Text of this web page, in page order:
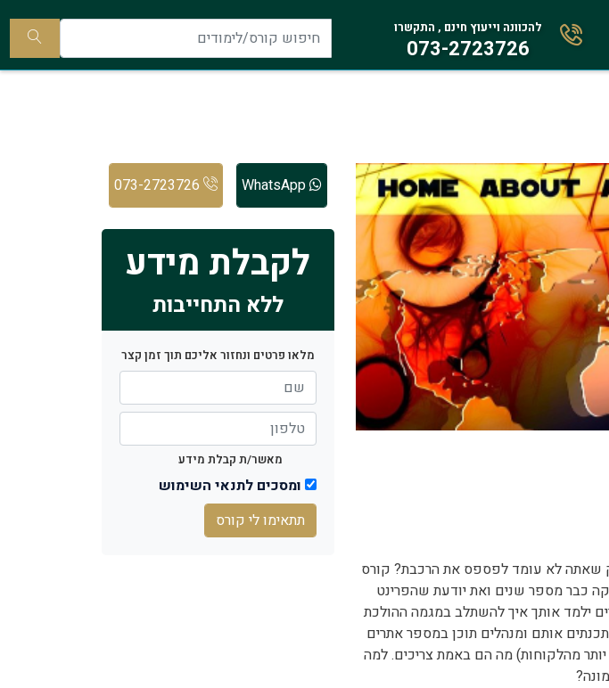
להכוונה וייעוץ חינם , התקשרו
073-2723726
להתקשר
שאתה לא עומד לפספס את הרכבת? קורס
כבר מספר שנים ואת יודעת שהפרינט
ילמד אותך איך להשתלב במגמה ההולכת
אותם ומנהלים תוכן במספר אתרים
יותר מהלקוחות) מה הם באמת צריכים. למה
WhatsApp
לקבלת מידע
ללא התחייבות
מלאו פרטים ונחזור אליכם תוך זמן קצר
מאשר/ת קבלת מידע
ומסכים לתנאי השימוש
תתאימו לי קורס